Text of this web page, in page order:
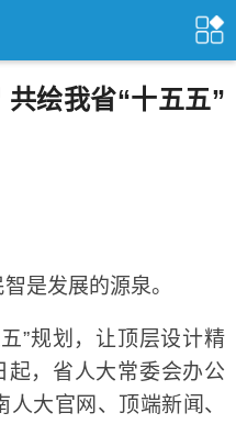
绘我省“十五五”
是发展的源泉。
规划，让顶层设计精
，省人大常委会办公
大官网、顶端新闻、